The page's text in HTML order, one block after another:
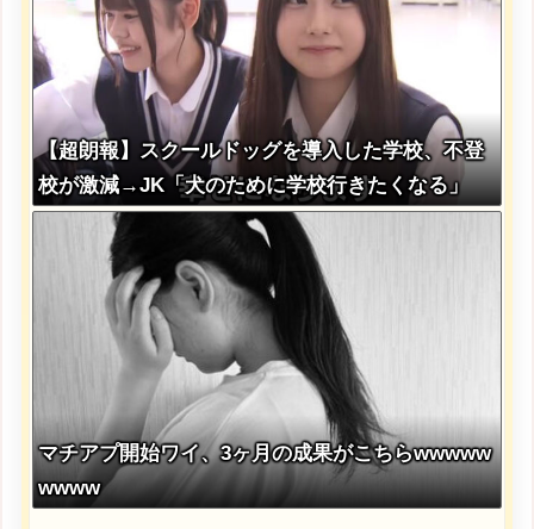
【超朗報】スクールドッグを導入した学校、不登
校が激減→JK「犬のために学校行きたくなる」
マチアプ開始ワイ、3ヶ月の成果がこちらwwwww
wwww